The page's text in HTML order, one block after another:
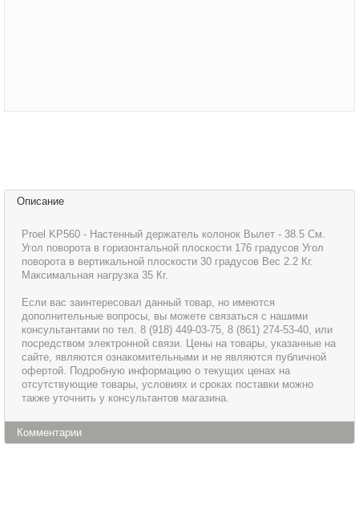
Описание
Proel KP560 - Настенный держатель колонок Вылет - 38.5 См.
Угол поворота в горизонтальной плоскости 176 градусов Угол
поворота в вертикальной плоскости 30 градусов Вес 2.2 Кг.
Максимальная нагрузка 35 Кг.
Если вас заинтересовал данный товар, но имеются
дополнительные вопросы, вы можете связаться с нашими
консультантами по тел. 8 (918) 449-03-75, 8 (861) 274-53-40, или
посредством электронной связи. Цены на товары, указанные на
сайте, являются ознакомительными и не являются публичной
офертой. Подробную информацию о текущих ценах на
отсутствующие товары, условиях и сроках поставки можно
также уточнить у консультантов магазина.
Комментарии